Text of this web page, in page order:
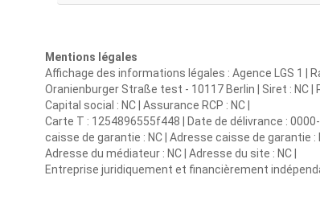
Mentions légales
Affichage des informations légales : Agence LGS 1 |
Oranienburger Straße test - 10117 Berlin | Siret : NC |
Capital social : NC | Assurance RCP : NC |
Carte T : 1254896555f448 | Date de délivrance :
caisse de garantie : NC | Adresse caisse de garantie :
Adresse du médiateur : NC | Adresse du site : NC |
Entreprise juridiquement et financièrement